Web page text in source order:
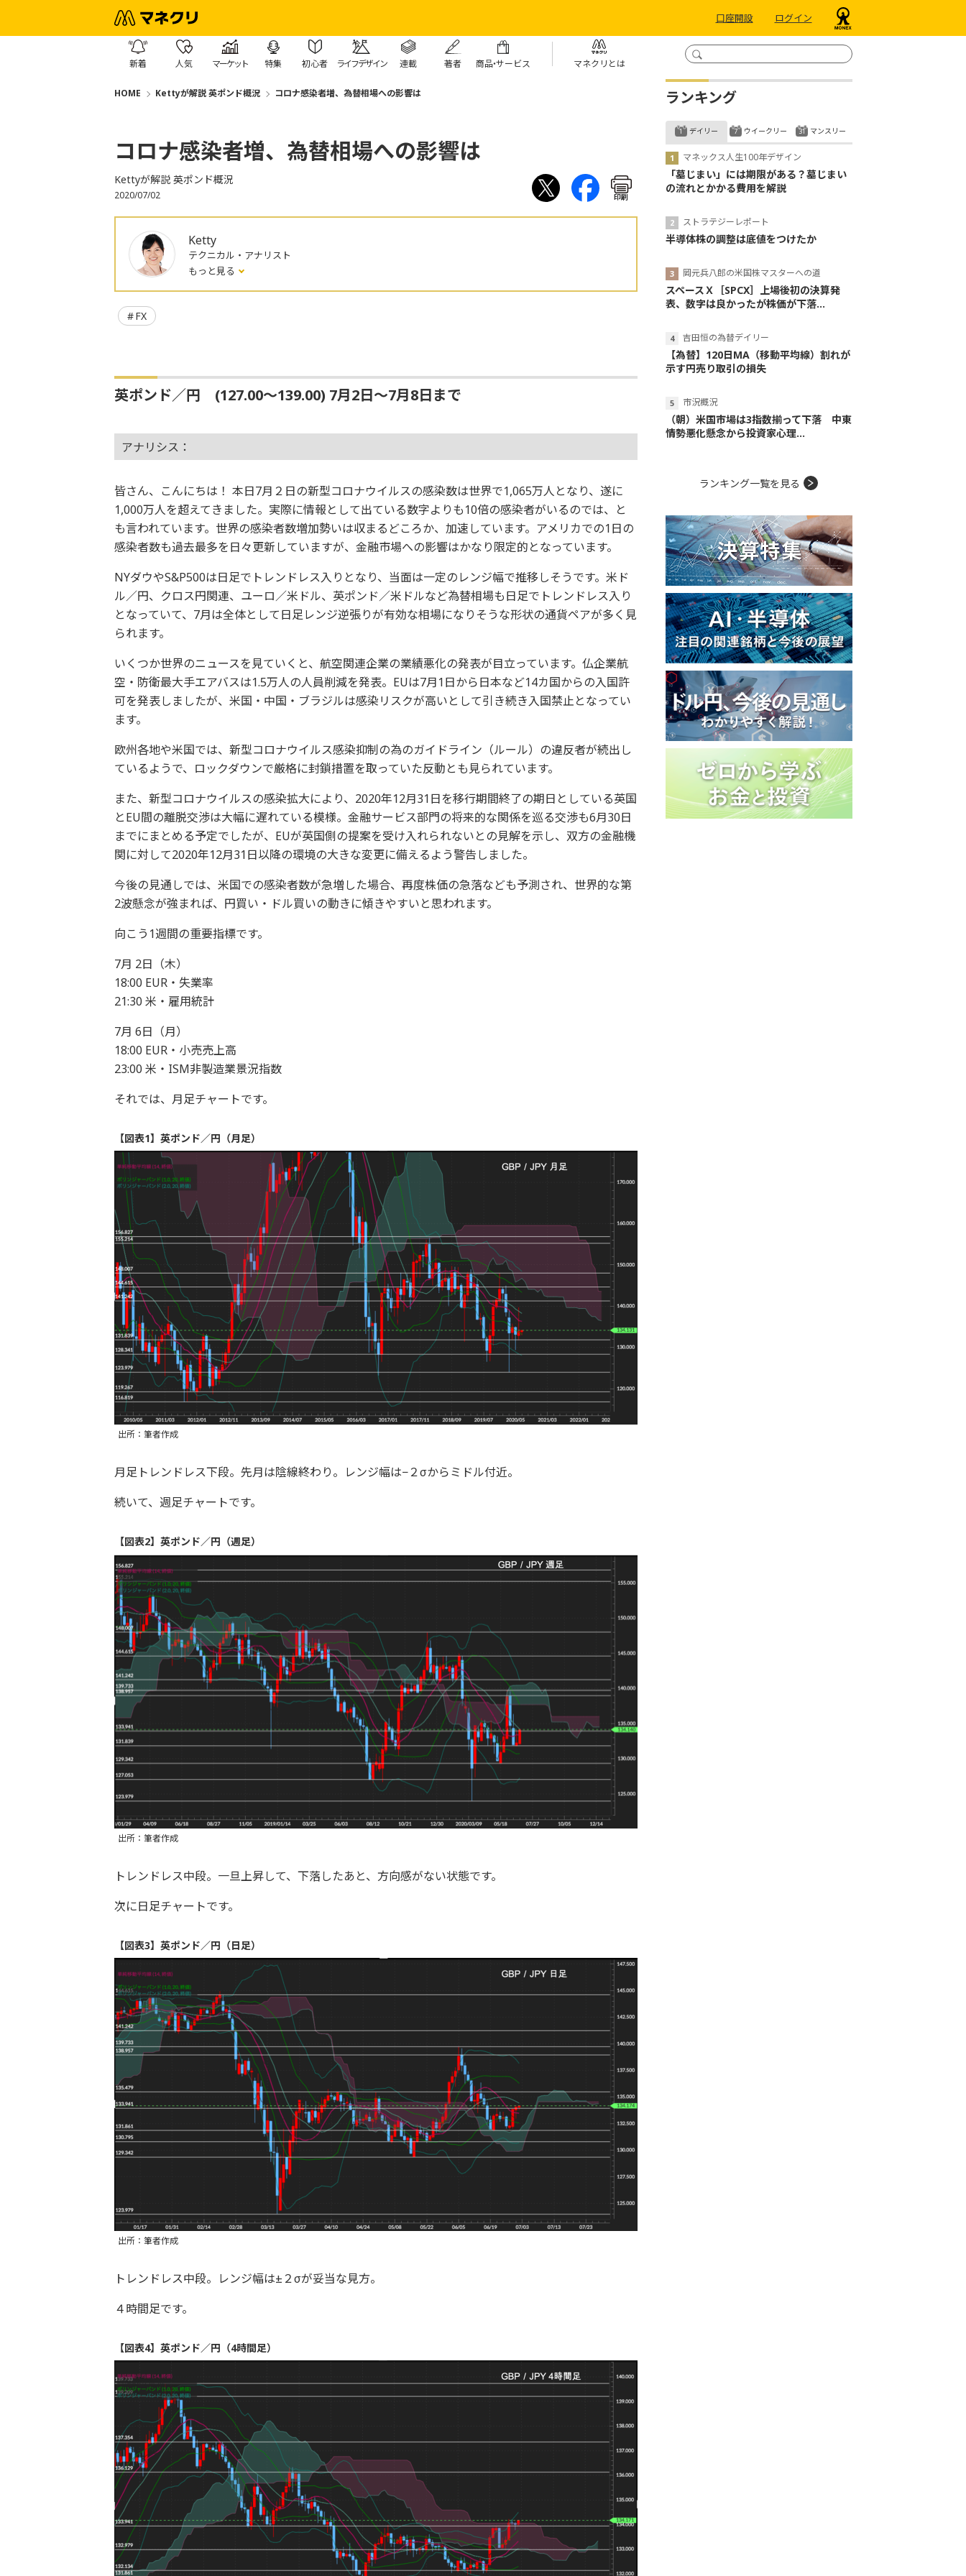
口座開設 ログイン
新着 人気 マーケット 特集 初心者 ライフデザイン 連載 著者 商品・サービス マネクリとは
HOME Kettyが解説 英ポンド概況 コロナ感染者増、為替相場への影響は
コロナ感染者増、為替相場への影響は
Kettyが解説 英ポンド概況
2020/07/02 印刷
Ketty
テクニカル・アナリスト
もっと見る
FX
英ポンド／円 (127.00〜139.00) 7月2日〜7月8日まで
アナリシス：
皆さん、こんにちは！ 本日7月２日の新型コロナウイルスの感染数は世界で1,065万人となり、遂に
1,000万人を超えてきました。実際に情報として出ている数字よりも10倍の感染者がいるのでは、と
も言われています。世界の感染者数増加勢いは収まるどころか、加速しています。アメリカでの1日の
感染者数も過去最多を日々更新していますが、金融市場への影響はかなり限定的となっています。
NYダウやS&P500は日足でトレンドレス入りとなり、当面は一定のレンジ幅で推移しそうです。米ド
ル／円、クロス円関連、ユーロ／米ドル、英ポンド／米ドルなど為替相場も日足でトレンドレス入り
となっていて、7月は全体として日足レンジ逆張りが有効な相場になりそうな形状の通貨ペアが多く見
られます。
いくつか世界のニュースを見ていくと、航空関連企業の業績悪化の発表が目立っています。仏企業航
空・防衛最大手エアバスは1.5万人の人員削減を発表。EUは7月1日から日本など14カ国からの入国許
可を発表しましたが、米国・中国・ブラジルは感染リスクが高いとして引き続き入国禁止となってい
ます。
欧州各地や米国では、新型コロナウイルス感染抑制の為のガイドライン（ルール）の違反者が続出し
ているようで、ロックダウンで厳格に封鎖措置を取っていた反動とも見られています。
また、新型コロナウイルスの感染拡大により、2020年12月31日を移行期間終了の期日としている英国
とEU間の離脱交渉は大幅に遅れている模様。金融サービス部門の将来的な関係を巡る交渉も6月30日
までにまとめる予定でしたが、EUが英国側の提案を受け入れられないとの見解を示し、双方の金融機
関に対して2020年12月31日以降の環境の大きな変更に備えるよう警告しました。
今後の見通しでは、米国での感染者数が急増した場合、再度株価の急落なども予測され、世界的な第
2波懸念が強まれば、円買い・ドル買いの動きに傾きやすいと思われます。
向こう1週間の重要指標です。
7月 2日（木）
18:00 EUR・失業率
21:30 米・雇用統計
7月 6日（月）
18:00 EUR・小売売上高
23:00 米・ISM非製造業景況指数
それでは、月足チャートです。
【図表1】英ポンド／円（月足）
出所：筆者作成
月足トレンドレス下段。先月は陰線終わり。レンジ幅は−２σからミドル付近。
続いて、週足チャートです。
【図表2】英ポンド／円（週足）
出所：筆者作成
トレンドレス中段。一旦上昇して、下落したあと、方向感がない状態です。
次に日足チャートです。
【図表3】英ポンド／円（日足）
出所：筆者作成
トレンドレス中段。レンジ幅は±２σが妥当な見方。
４時間足です。
【図表4】英ポンド／円（4時間足）
ランキング
デイリー
マネックス人生100年デザイン
「墓じまい」には期限がある？墓じまい
の流れとかかる費用を解説
ストラテジーレポート
半導体株の調整は底値をつけたか
岡元兵八郎の米国株マスターへの道
スペースＸ［SPCX］上場後初の決算発
表、数字は良かったが株価が下落...
吉田恒の為替デイリー
【為替】120日MA（移動平均線）割れが
示す円売り取引の損失
市況概況
（朝）米国市場は3指数揃って下落 中東
情勢悪化懸念から投資家心理...
ウイークリー マンスリー
ランキング一覧を見る